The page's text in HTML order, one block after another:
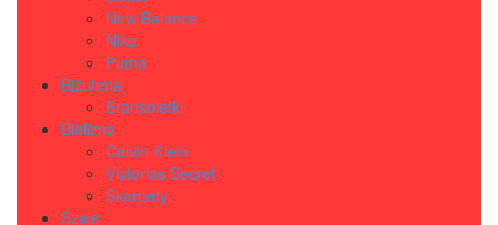
New Balance
Nike
Puma
Biżuteria
Bransoletki
Bielizna
Calvin Klein
Victorias Secret
Skarpety
Szale